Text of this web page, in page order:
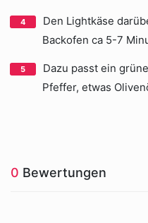
Den Lightkäse
Backofen ca 5-7
Dazu passt ein
Pfeffer, etwas
0 Bewertungen